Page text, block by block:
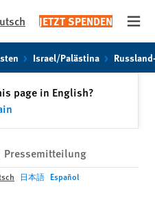
JETZT SPENDEN
Israel/Palästina
page in English?
Pressemitteilung
日本語 Español